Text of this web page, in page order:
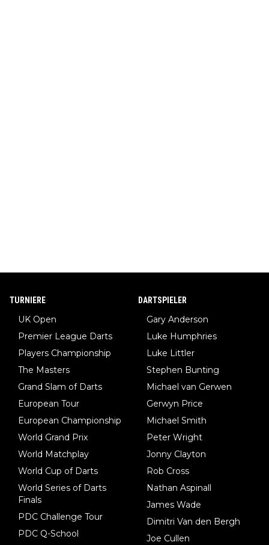
TURNIERE
UK Open
Premier League Darts
Players Championship
The Masters
Grand Slam of Darts
European Tour
European Championship
World Grand Prix
World Matchplay
World Cup of Darts
World Series of Darts
Finals
PDC Challenge Tour
PDC Q-School
DARTSPIELER
Gary Anderson
Luke Humphries
Luke Littler
Stephen Bunting
Michael van Gerwen
Gerwyn Price
Michael Smith
Peter Wright
Jonny Clayton
Rob Cross
Nathan Aspinall
James Wade
Dimitri Van den Bergh
Joe Cullen